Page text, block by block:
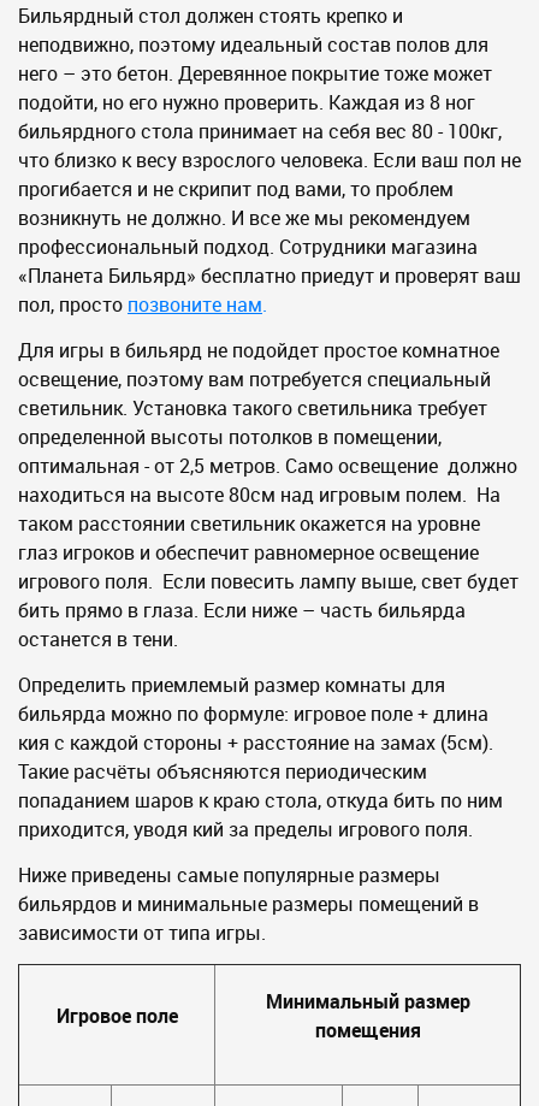
Бильярдный стол должен стоять крепко и
неподвижно, поэтому идеальный состав полов для
него – это бетон. Деревянное покрытие тоже может
подойти, но его нужно проверить. Каждая из 8 ног
бильярдного стола принимает на себя вес 80 - 100кг,
что близко к весу взрослого человека. Если ваш пол не
прогибается и не скрипит под вами, то проблем
возникнуть не должно. И все же мы рекомендуем
профессиональный подход. Сотрудники магазина
«Планета Бильярд» бесплатно приедут и проверят ваш
пол, просто позвоните нам.
Для игры в бильярд не подойдет простое комнатное
освещение, поэтому вам потребуется специальный
светильник. Установка такого светильника требует
определенной высоты потолков в помещении,
оптимальная - от 2,5 метров. Само освещение должно
находиться на высоте 80см над игровым полем. На
таком расстоянии светильник окажется на уровне
глаз игроков и обеспечит равномерное освещение
игрового поля. Если повесить лампу выше, свет будет
бить прямо в глаза. Если ниже – часть бильярда
останется в тени.
Определить приемлемый размер комнаты для
бильярда можно по формуле: игровое поле + длина
кия с каждой стороны + расстояние на замах (5см).
Такие расчёты объясняются периодическим
попаданием шаров к краю стола, откуда бить по ним
приходится, уводя кий за пределы игрового поля.
Ниже приведены самые популярные размеры
бильярдов и минимальные размеры помещений в
зависимости от типа игры.
Игровое поле
Минимальный размер
помещения